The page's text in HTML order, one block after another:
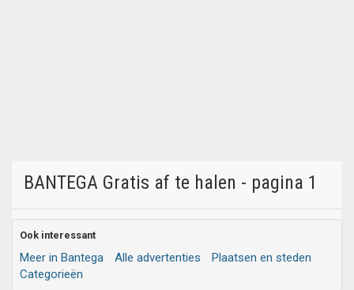
BANTEGA Gratis af te halen - pagina 1
Ook interessant
Meer in Bantega Alle advertenties
Plaatsen en steden
Categorieën